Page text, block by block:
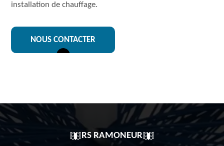
installation de chauffage.
NOUS CONTACTER
RS RAMONEUR